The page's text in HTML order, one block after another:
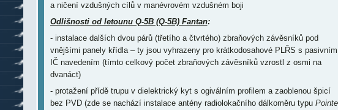
a ničení vzdušných cílů v manévrovém vzdušném boji
Odlišnosti od letounu Q-5B (Q-5B) Fantan:
- instalace dalších dvou párů (třetího a čtvrtého) zbraňových závěsníků pod
vnějšími panely křídla – ty jsou vyhrazeny pro krátkodosahové PLŘS s pasivním
IČ navedením (tímto celkový počet zbraňových závěsníků vzrostl z osmi na
dvanáct)
- protažení přídě trupu v dielektrický kyt s ogiválním profilem a zaoblenou špicí
bez PVD (zde se nachází instalace antény radiolokačního dálkoměru typu